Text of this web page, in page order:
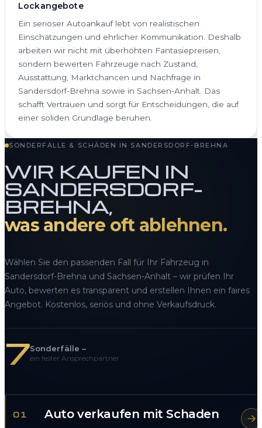
Lockangebote
Ein seriöser Autoankauf lebt von realistischen
Einschätzungen und ehrlicher Kommunikation. Deshalb
arbeiten wir nicht mit überhöhten Fantasiepreisen,
sondern bewerten Fahrzeuge nach Zustand,
Ausstattung, Marktchancen und Nachfrage in
Sandersdorf-Brehna sowie in Sachsen-Anhalt. Das
schafft Vertrauen und sorgt für Entscheidungen, die auf
einer soliden Grundlage beruhen.
SONDERFÄLLE & SCHÄDEN IN SANDERSDORF-BREHNA
WIR KAUFEN IN
SANDERSDORF-
BREHNA,
was andere oft ablehnen.
Wählen Sie den passenden Fall für Ihr Fahrzeug in
Sandersdorf-Brehna und Sachsen-Anhalt – wir prüfen Ihr
Auto, bewerten es transparent und erstellen Ihnen ein faires
Angebot. Kostenlos, seriös und ohne Verkaufsdruck.
7Sonderfälle –
ein fester Ansprechpartner
01 Auto verkaufen mit Schaden